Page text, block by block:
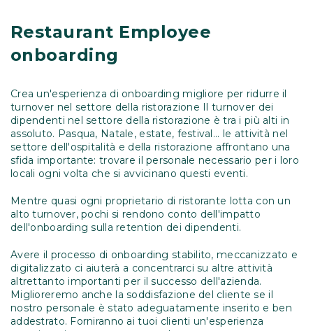
Restaurant Employee
onboarding
Crea un'esperienza di onboarding migliore per ridurre il
turnover nel settore della ristorazione Il turnover dei
dipendenti nel settore della ristorazione è tra i più alti in
assoluto. Pasqua, Natale, estate, festival... le attività nel
settore dell'ospitalità e della ristorazione affrontano una
sfida importante: trovare il personale necessario per i loro
locali ogni volta che si avvicinano questi eventi.
Mentre quasi ogni proprietario di ristorante lotta con un
alto turnover, pochi si rendono conto dell'impatto
dell'onboarding sulla retention dei dipendenti.
Avere il processo di onboarding stabilito, meccanizzato e
digitalizzato ci aiuterà a concentrarci su altre attività
altrettanto importanti per il successo dell'azienda.
Miglioreremo anche la soddisfazione del cliente se il
nostro personale è stato adeguatamente inserito e ben
addestrato. Forniranno ai tuoi clienti un'esperienza